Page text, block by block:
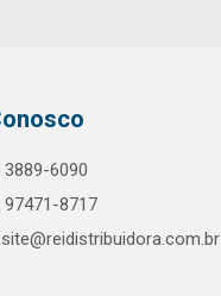
3889-6090
97471-8717